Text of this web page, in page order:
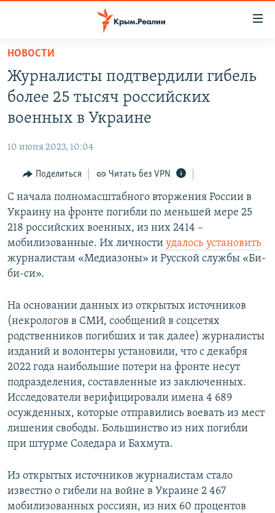
Вернуться
основному
содержанию
главной
Вернутся
поиску
СПЕЦПРОЕКТЫ
11 ЛЕТ ОККУПАЦИИ КРЫМА. 11 ИСТОРИЙ СОПРОТИВЛЕНИЯ
ЕЩЕ
ИНТЕРАКТИВ
ИНФОГРАФИКА
ТЕЛЕПРОЕКТ КРЫМ.РЕАЛИИ
СОВЕТЫ ПРАВОЗАЩИТНИКОВ
ПРОПАВШИЕ БЕЗ ВЕСТИ
КРЫМ.НЕПОКОРЕННЫЙ
УКРАИНСКАЯ ПРОБЛЕМА КРЫМА
РАДІО СВОБОДА
КАК ОБОЙТИ БЛОКИРОВКУ
Українською
Все сайты RFE/RL
НОВОСТИ
Журналисты подтвердили гибель
более 25 тысяч российских
военных в Украине
10 июня 2023, 10:04
Поделиться Читать без VPN
С начала полномасштабного вторжения России в
Украину на фронте погибли по меньшей мере 25
218 российских военных, из них 2414 –
мобилизованные. Их личности удалось установить
журналистам «Медиазоны» и Русской службы «Би-
би-си».
На основании данных из открытых источников
(некрологов в СМИ, сообщений в соцсетях
родственников погибших и так далее) журналисты
изданий и волонтеры установили, что с декабря
2022 года наибольшие потери на фронте несут
подразделения, составленные из заключенных.
Исследователи верифицировали имена 4 689
осужденных, которые отправились воевать из мест
лишения свободы. Большинство из них погибли
при штурме Соледара и Бахмута.
Из открытых источников журналистам стало
известно о гибели на войне в Украине 2 467
мобилизованных россиян, из них 60 процентов